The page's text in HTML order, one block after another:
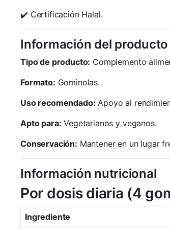
✔️ Certificación Halal.
Información del producto
Tipo de producto: Complemento
Formato: Gominolas.
Uso recomendado: Apoyo al
Apto para: Vegetarianos y veganos.
Conservación: Mantener en un lugar
Información nutricional
Por dosis diaria (4
Ingrediente